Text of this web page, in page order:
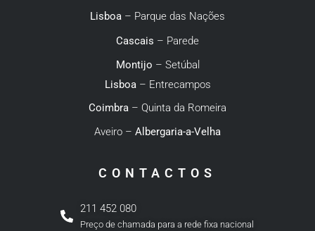
Lisboa – Parque das Nações
Cascais – Parede
Montijo – Setúbal
Lisboa– Entrecampos
Coimbra – Quinta da Romeira
Aveiro – Albergaria-a-Velha
CONTACTOS
211 452 080
Preço de chamada para a rede fixa nacional